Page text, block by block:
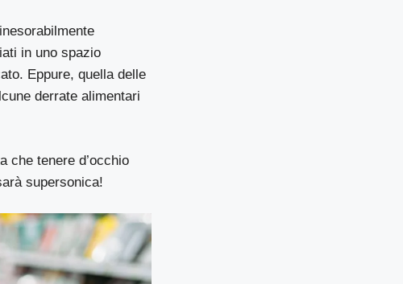
in uno spazio
Eppure, quella delle
derrate alimentari
che tenere d’occhio
supersonica!